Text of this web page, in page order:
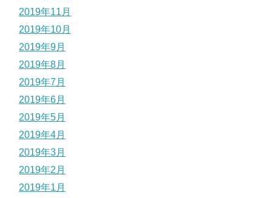
2019年11月
2019年10月
2019年9月
2019年8月
2019年7月
2019年6月
2019年5月
2019年4月
2019年3月
2019年2月
2019年1月